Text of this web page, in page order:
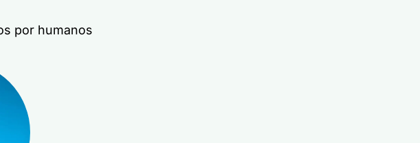
por humanos